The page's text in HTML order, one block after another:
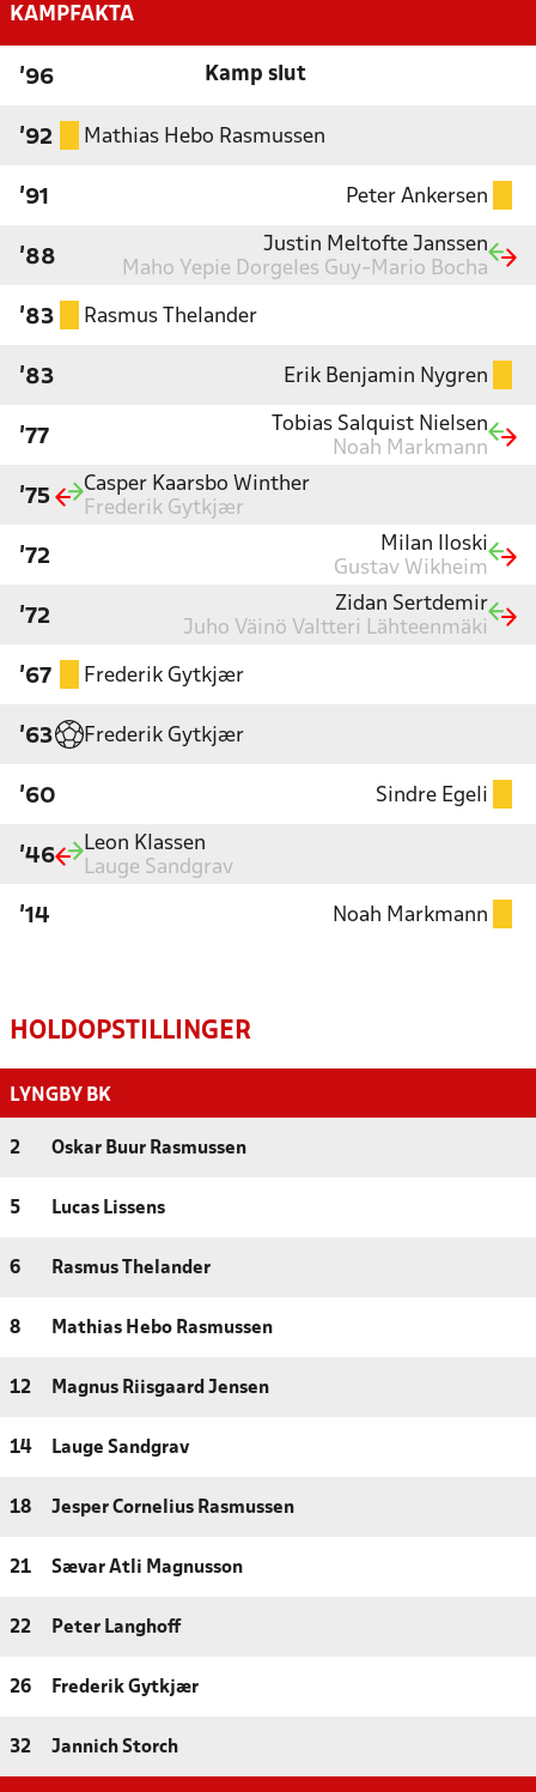
KAMPFAKTA
'96 Kamp slut
'92 Mathias Hebo Rasmussen
'91 Peter Ankersen
'88
Justin Meltofte Janssen
Maho Yepie Dorgeles Guy-Mario Bocha
'83 Rasmus Thelander
'83 Erik Benjamin Nygren
'77
Tobias Salquist Nielsen
Noah Markmann
'75
Casper Kaarsbo Winther
Frederik Gytkjær
'72
Milan Iloski
Gustav Wikheim
'72
Zidan Sertdemir
Juho Väinö Valtteri Lähteenmäki
'67 Frederik Gytkjær
'63 Frederik Gytkjær
'60 Sindre Egeli
'46
Leon Klassen
Lauge Sandgrav
'14 Noah Markmann
HOLDOPSTILLINGER
LYNGBY BK
2 Oskar Buur Rasmussen
5 Lucas Lissens
6 Rasmus Thelander
8 Mathias Hebo Rasmussen
12 Magnus Riisgaard Jensen
14 Lauge Sandgrav
18 Jesper Cornelius Rasmussen
21 Sævar Atli Magnusson
22 Peter Langhoff
26 Frederik Gytkjær
32 Jannich Storch